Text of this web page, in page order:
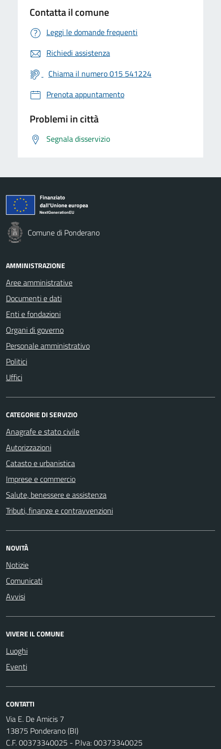
Contatta il comune
Leggi le domande frequenti
Richiedi assistenza
Chiama il numero 015 541224
Prenota appuntamento
Problemi in città
Segnala disservizio
Comune di Ponderano
AMMINISTRAZIONE
Aree amministrative
Documenti e dati
Enti e fondazioni
Organi di governo
Personale amministrativo
Politici
Uffici
CATEGORIE DI SERVIZIO
Anagrafe e stato civile
Autorizzazioni
Catasto e urbanistica
Imprese e commercio
Salute, benessere e assistenza
Tributi, finanze e contravvenzioni
NOVITÀ
Notizie
Comunicati
Avvisi
VIVERE IL COMUNE
Luoghi
Eventi
CONTATTI
Via E. De Amicis 7
13875 Ponderano (BI)
C.F. 00373340025 - P.Iva: 00373340025